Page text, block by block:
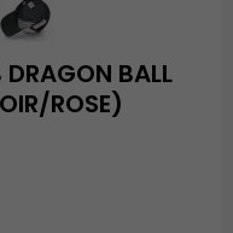
BALL
ROSE)